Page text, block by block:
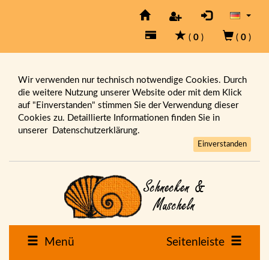
( 0 ) ( 0 )
Wir verwenden nur technisch notwendige Cookies. Durch
die weitere Nutzung unserer Website oder mit dem Klick
auf "Einverstanden" stimmen Sie der Verwendung dieser
Cookies zu. Detaillierte Informationen finden Sie in
unserer Datenschutzerklärung.
Einverstanden
Menü Seitenleiste